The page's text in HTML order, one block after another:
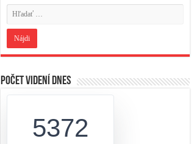
Počet videní dnes
5372